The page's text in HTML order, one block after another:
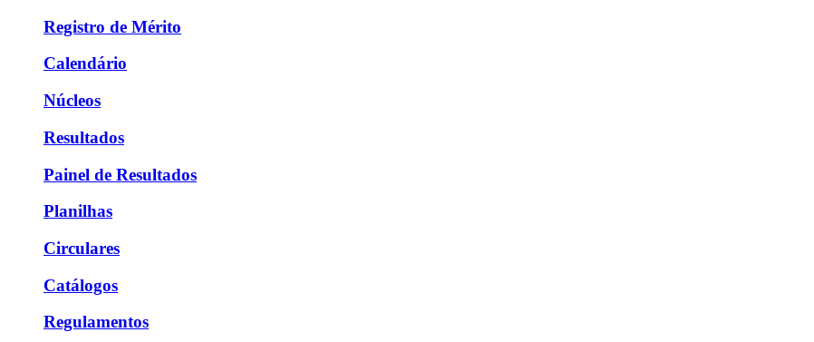
Registro de Mérito
Calendário
Núcleos
Resultados
Painel de Resultados
Planilhas
Circulares
Catálogos
Regulamentos